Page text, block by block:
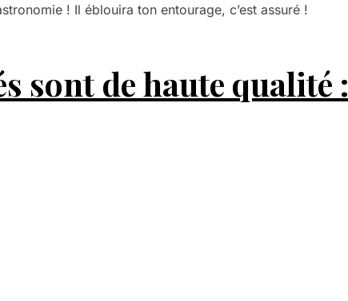
! Il éblouira ton entourage, c’est assuré !
sont de haute qualité :